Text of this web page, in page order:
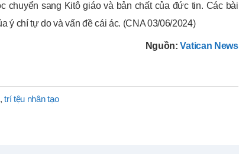
chuyển sang Kitô giáo và bản chất của đức tin. Các bài
ý chí tự do và vấn đề cái ác. (CNA 03/06/2024)
Nguồn:Vatican News
,trí tệu nhân tạo